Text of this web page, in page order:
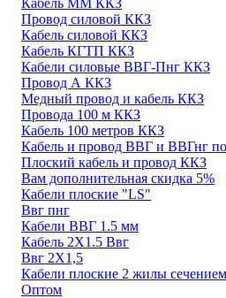
Провод силовой ККЗ
Кабель силовой ККЗ
Кабель КГТП ККЗ
Кабели силовые ВВГ-Пнг ККЗ
Провод А ККЗ
Медный провод и кабель ККЗ
Провода 100 м ККЗ
Кабель 100 метров ККЗ
Кабель и провод ВВГ и ВВГнг
Плоский кабель и провод ККЗ
Вам дополнительная скидка 5%
Кабели плоские "LS"
Ввг пнг
Кабели ВВГ 1.5 мм
Кабель 2Х1.5 Ввг
Ввг 2Х1,5
Кабели плоские 2 жилы
Оптом